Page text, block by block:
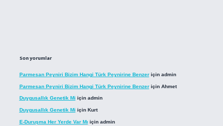
Son yorumlar
Parmesan Peyniri Bizim Hangi Türk Peynirine Benzeriçin admin
Parmesan Peyniri Bizim Hangi Türk Peynirine Benzeriçin Ahmet
Duygusallık Genetik Mi için admin
Duygusallık Genetik Mi için Kurt
E-Duruşma Her Yerde Var Mı için admin